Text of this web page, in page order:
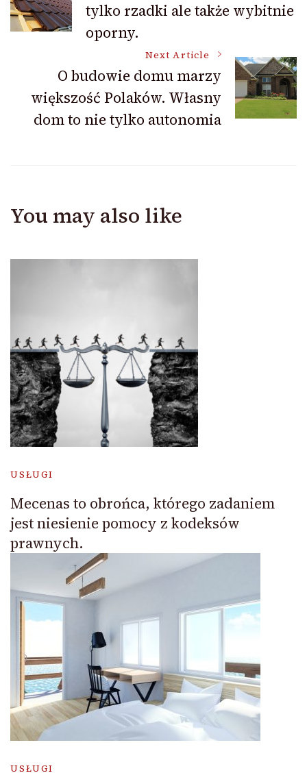
Navigationtylko rzadki ale także wybitnie
oporny.
Next Article
O budowie domu marzy
większość Polaków. Własny
dom to nie tylko autonomia
You may also like
USŁUGI
Mecenas to obrońca, którego zadaniem
jest niesienie pomocy z kodeksów
prawnych.
USŁUGI